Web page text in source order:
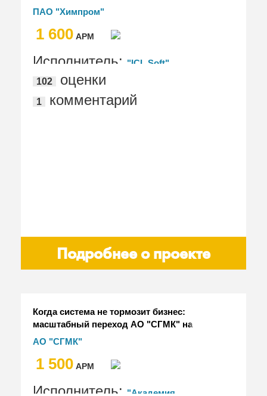
ПАО "Химпром"
1 600 АРМ
Исполнитель: "ICL Soft"
102
оценки
1 комментарий
Подробнее о проекте
Когда система не тормозит бизнес:
масштабный переход АО "СГМК" на
1С:Документооборот, ред. 3.0
АО "СГМК"
1 500 АРМ
Исполнитель: "Академия